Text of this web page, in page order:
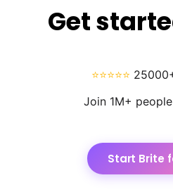
Get
⭐⭐⭐⭐⭐
Join 1M+
Start Brite